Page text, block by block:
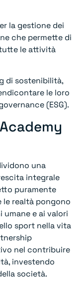
la gestione dei
che permette di
le attività
di sostenibilità,
le loro
(ESG).
una
integrale
puramente
le realtà pongono
e ai valori
sport nella vita
nel contribuire
investendo
società.